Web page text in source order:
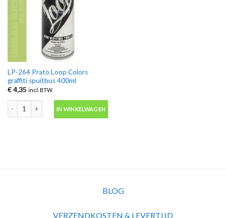
LP-264 Prato Loop Colors
graffiti spuitbus 400ml
€4,35 incl. BTW
LP-264 Prato Loop Colors graffiti spuitbus 400ml aantal
IN WINKELWAGEN
BLOG
VERZENDKOSTEN & LEVERTIJD